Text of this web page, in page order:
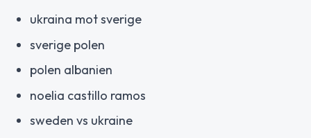
ukraina mot sverige
sverige polen
polen albanien
noelia castillo ramos
sweden vs ukraine